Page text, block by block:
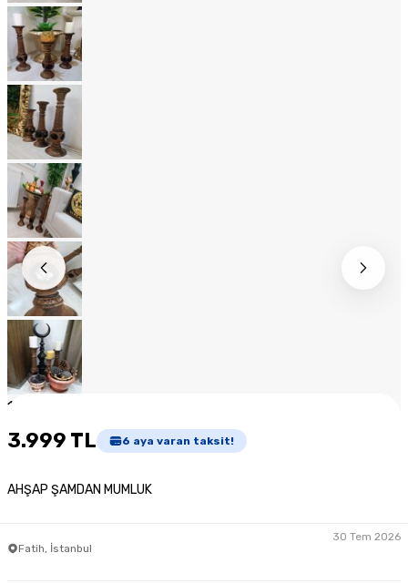
1
3.999 TL 6 aya varan taksit!
AHŞAP ŞAMDAN MUMLUK
Fatih, İstanbul
30 Tem 2026